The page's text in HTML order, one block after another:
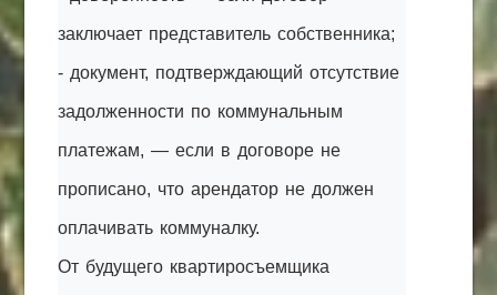
заключает представитель собственника;
- документ, подтверждающий отсутствие
задолженности по коммунальным
платежам, — если в договоре не
прописано, что арендатор не должен
оплачивать коммуналку.
От будущего квартиросъемщика